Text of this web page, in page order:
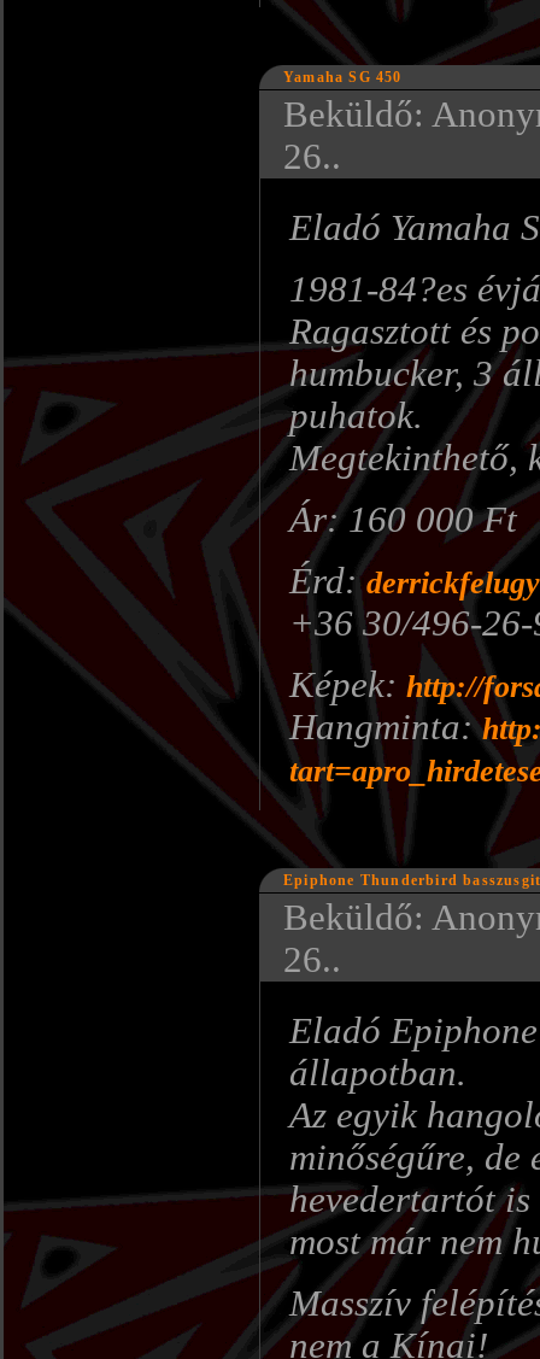
Yamaha SG 450
Beküldő:
26..
Eladó Yamaha
1981-84?es
Ragasztott és
humbucker, 3
puhatok.
Megtekinthető,
Ár: 160 000 Ft
Érd:
+36 30/496-
Képek: http://
Hangminta:
Epiphone Thunderbird
Beküldő:
26..
Eladó
állapotban.
Az egyik
minőségűre, de
hevedertartót is
most már nem
Masszív
nem a Kínai!